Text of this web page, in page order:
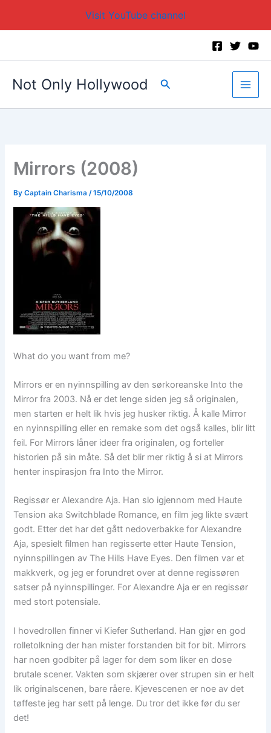
Visit YouTube channel
Not Only Hollywood Search
Mirrors (2008)
ByCaptain Charisma /15/10/2008
What do you want from me?
Mirrors er en nyinnspilling av den sørkoreanske Into the
Mirror fra 2003. Nå er det lenge siden jeg så originalen,
men starten er helt lik hvis jeg husker riktig. Å kalle Mirror
en nyinnspilling eller en remake som det også kalles, blir litt
feil. For Mirrors låner ideer fra originalen, og forteller
historien på sin måte. Så det blir mer riktig å si at Mirrors
henter inspirasjon fra Into the Mirror.
Regissør er Alexandre Aja. Han slo igjennom med Haute
Tension aka Switchblade Romance, en film jeg likte svært
godt. Etter det har det gått nedoverbakke for Alexandre
Aja, spesielt filmen han regisserte etter Haute Tension,
nyinnspillingen av The Hills Have Eyes. Den filmen var et
makkverk, og jeg er forundret over at denne regissøren
satser på nyinnspillinger. For Alexandre Aja er en regissør
med stort potensiale.
I hovedrollen finner vi Kiefer Sutherland. Han gjør en god
rolletolkning der han mister forstanden bit for bit. Mirrors
har noen godbiter på lager for dem som liker en dose
brutale scener. Vakten som skjærer over strupen sin er helt
lik originalscenen, bare råere. Kjevescenen er noe av det
tøffeste jeg har sett på lenge. Du tror det ikke før du ser
det!